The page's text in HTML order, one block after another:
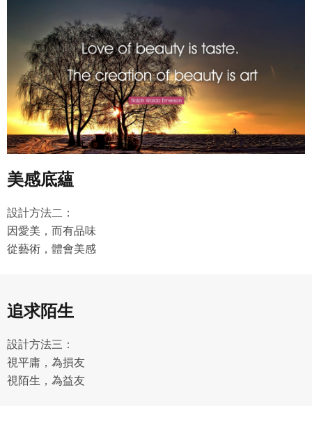
美感底蘊
設計方法二：
因愛美，而有品味
從藝術，體會美感
追求陌生
設計方法三：
視平庸，為損友
視陌生，為益友